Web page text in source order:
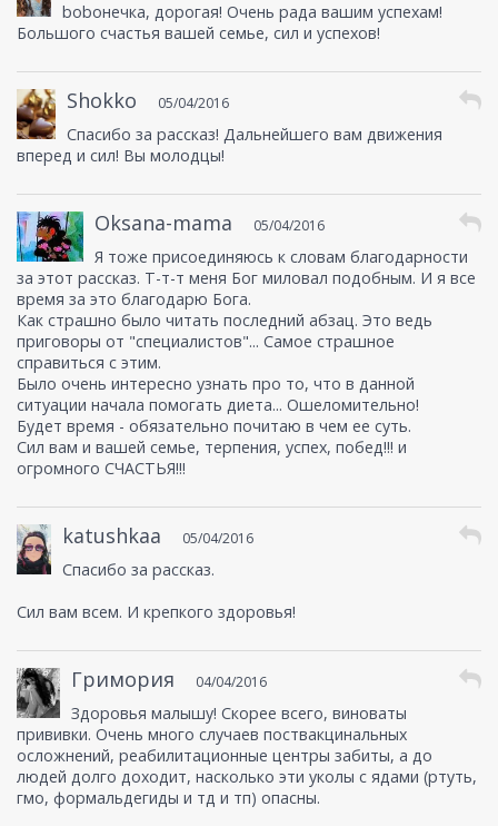
boboнечка, дорогая! Очень рада вашим успехам!
Большого счастья вашей семье, сил и успехов!
Shokko 05/04/2016
Спасибо за рассказ! Дальнейшего вам движения
вперед и сил! Вы молодцы!
Oksana-mama 05/04/2016
Я тоже присоединяюсь к словам благодарности
за этот рассказ. Т-т-т меня Бог миловал подобным. И я все
время за это благодарю Бога.
Как страшно было читать последний абзац. Это ведь
приговоры от "специалистов"... Самое страшное
справиться с этим.
Было очень интересно узнать про то, что в данной
ситуации начала помогать диета... Ошеломительно!
Будет время - обязательно почитаю в чем ее суть.
Сил вам и вашей семье, терпения, успех, побед!!! и
огромного СЧАСТЬЯ!!!
katushkaa 05/04/2016
Спасибо за рассказ.
Сил вам всем. И крепкого здоровья!
Гримория 04/04/2016
Здоровья малышу! Скорее всего, виноваты
прививки. Очень много случаев поствакцинальных
осложнений, реабилитационные центры забиты, а до
людей долго доходит, насколько эти уколы с ядами (ртуть,
гмо, формальдегиды и тд и тп) опасны.